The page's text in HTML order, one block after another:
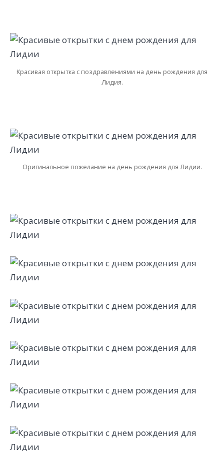
Красивая открытка с поздравлениями на день рождения для
Лидия.
Оригинальное пожелание на день рождения для Лидии.